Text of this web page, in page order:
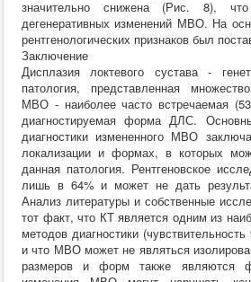
значительно снижена (Рис. 8), что
дегенеративных изменений МВО. На
рентгенологических признаков был
Заключение
Дисплазия локтевого сустава -
патология, представленная
МВО - наиболее часто встречаемая
диагностируемая форма ДЛС.
диагностики измененного МВО
локализации и формах, в которых
данная патология. Рентгеновское
лишь в 64% и может не дать
Анализ литературы и собственные
тот факт, что КТ является одним из
методов диагностики
и что МВО может не являться
размеров и форм также